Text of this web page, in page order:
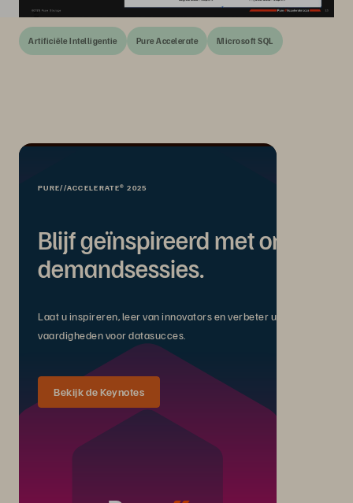
Artificiële Intelligentie Pure Accelerate Microsoft SQL
PURE//ACCELERATE® 2025
Blijf geïnspireerd met on-
demandsessies.
Laat u inspireren, leer van innovators en verbeter uw
vaardigheden voor datasucces.
Bekijk de Keynotes